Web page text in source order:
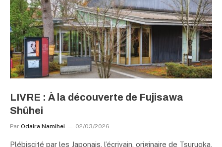
LIVRE : À la découverte de Fujisawa
Shûhei
Par Odaira Namihei 02/03/2026
Plébiscité par les Japonais, l’écrivain, originaire de Tsuruoka,